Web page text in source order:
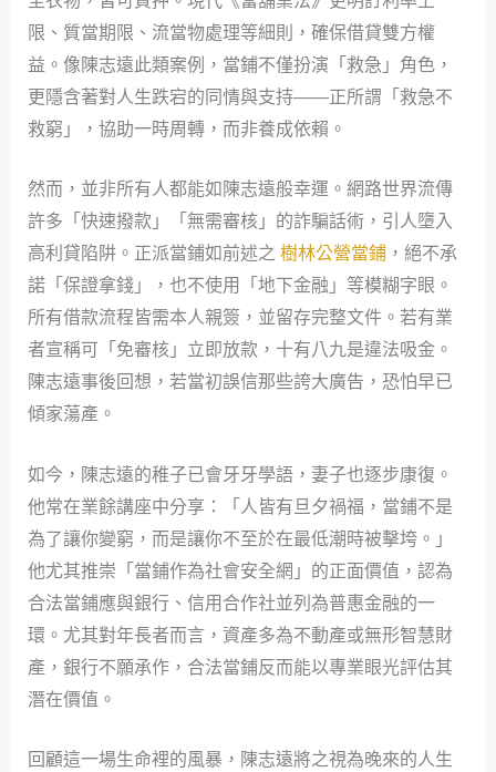
限、質當期限、流當物處理等細則，確保借貸雙方權
益。像陳志遠此類案例，當鋪不僅扮演「救急」角色，
更隱含著對人生跌宕的同情與支持——正所謂「救急不
救窮」，協助一時周轉，而非養成依賴。
然而，並非所有人都能如陳志遠般幸運。網路世界流傳
許多「快速撥款」「無需審核」的詐騙話術，引人墮入
高利貸陷阱。正派當鋪如前述之 樹林公營當鋪，絕不承
諾「保證拿錢」，也不使用「地下金融」等模糊字眼。
所有借款流程皆需本人親簽，並留存完整文件。若有業
者宣稱可「免審核」立即放款，十有八九是違法吸金。
陳志遠事後回想，若當初誤信那些誇大廣告，恐怕早已
傾家蕩產。
如今，陳志遠的稚子已會牙牙學語，妻子也逐步康復。
他常在業餘講座中分享：「人皆有旦夕禍福，當鋪不是
為了讓你變窮，而是讓你不至於在最低潮時被擊垮。」
他尤其推崇「當鋪作為社會安全網」的正面價值，認為
合法當鋪應與銀行、信用合作社並列為普惠金融的一
環。尤其對年長者而言，資產多為不動產或無形智慧財
產，銀行不願承作，合法當鋪反而能以專業眼光評估其
潛在價值。
回顧這一場生命裡的風暴，陳志遠將之視為晚來的人生